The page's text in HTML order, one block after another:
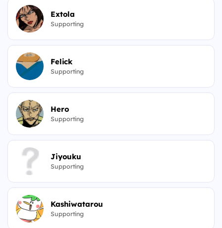
Extola
Supporting
Felick
Supporting
Hero
Supporting
Jiyouku
Supporting
Kashiwatarou
Supporting